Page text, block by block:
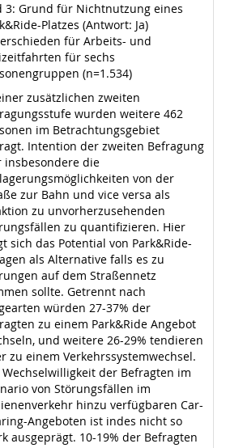
3: Grund für Nichtnutzung eines
Platzes (Antwort: Ja)
für Arbeits- und
für sechs
(n=1.534)
zusätzlichen zweiten
wurden weitere 462
im Betrachtungsgebiet
Intention der zweiten Befragung
insbesondere die
von der
zur Bahn und vice versa als
zu unvorherzusehenden
zu quantifizieren. Hier
sich das Potential von Park&Ride-
als Alternative falls es zu
auf dem Straßennetz
sollte. Getrennt nach
würden 27-37% der
zu einem Park&Ride Angebot
und weitere 26-29% tendieren
zu einem Verkehrssystemwechsel.
Wechselwilligkeit der Befragten im
von Störungsfällen im
hinzu verfügbaren Car-
Angeboten ist indes nicht so
ausgeprägt. 10-19% der Befragten